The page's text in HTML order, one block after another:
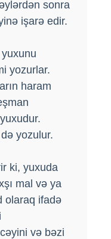
sonra
işarə edir.
yozurlar.
haram
yozulur.
ki, yuxuda
mal və ya
olaraq ifadə
və bəzi